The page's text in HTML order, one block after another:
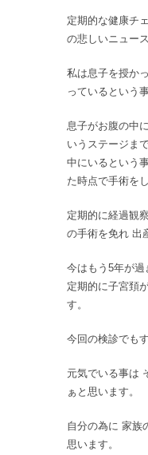
定期的な健康チ
の悲しいニュー
私は息子を授か
っているという
息子がお腹の中
いうステージま
中にいるという
た時点で手術を
定期的に経過観
の手術を免れ 出
今はもう5年が
定期的に子宮頚
す。
今回の検診でも
元気でいる事は
ぁと思います。
自分の為に 家族
思います。